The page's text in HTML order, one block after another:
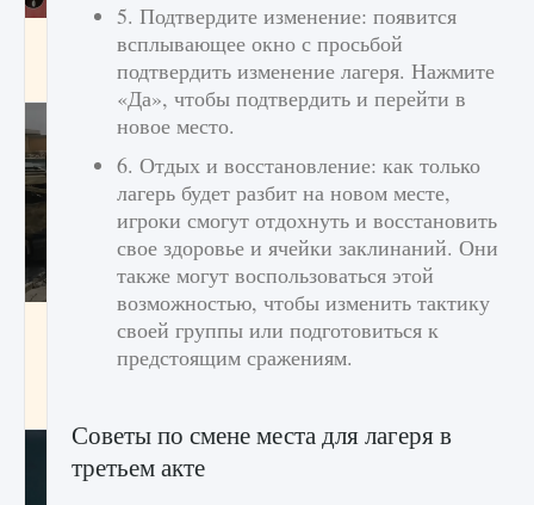
Входят ли «Милан» и «Интер» в EA FC 25
9 августа 2024 2 064 0 1
Как исправить текстовую ошибку
пользовательского интерфейса Delta
Force Hawk Ops
5. Подтвердите изменение: появится
всплывающее окно с просьбой
подтвердить изменение лагеря. Нажмите
«Да», чтобы подтвердить и перейти в
новое место.
6. Отдых и восстановление: как только
лагерь будет разбит на новом месте,
игроки смогут отдохнуть и восстановить
свое здоровье и ячейки заклинаний. Они
также могут воспользоваться этой
возможностью, чтобы изменить тактику
своей группы или подготовиться к
предстоящим сражениям.
Советы по смене места для лагеря в
третьем акте